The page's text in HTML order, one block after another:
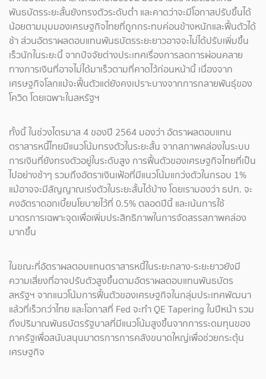
พันธบัตรระยะสั้นยังทรงตัวระดับต่ำ และคาดว่าจะมีโอกาสปรับขึ้นได้
น้อยตามมุมมองเศรษฐกิจไทยที่ถูกกระทบค่อนข้างหนักและฟื้นตัวได้
ช้า ส่วนอัตราผลตอบแทนพันธบัตรระยะยาวอาจจะไม่ได้ปรับเพิ่มขึ้น
เร็วนักในระยะนี้ จากปัจจัยต่างประเทศเรื่องการลดการผ่อนคลาย
ทางการเงินที่อาจไม่ได้มาเร็วตามที่คาดไว้ก่อนหน้านี้ เนื่องจาก
เศรษฐกิจโลกแม้จะฟื้นตัวแต่ยังคงเปราะบางจากการกลายพันธุ์ของ
โควิด โดยเฉพาะในสหรัฐฯ
ทั้งนี้ ในช่วงไตรมาส 4 ของปี 2564 มองว่า อัตราผลตอบแทน
ตราสารหนี้ไทยมีแนวโน้มทรงตัวในระยะสั้น จากสภาพคล่องในระบบ
การเงินที่ยังทรงตัวอยู่ในระดับสูง การฟื้นตัวของเศรษฐกิจไทยที่เป็น
ไปอย่างช้าๆ รวมถึงอัตราเงินเฟ้อที่มีแนวโน้มแกว่งตัวในกรอบ 1%
แม้อาจจะมีสัญญาณเร่งตัวในระยะสั้นได้บ้าง โดยเรามองว่า ธปท. จะ
คงอัตราดอกเบี้ยนโยบายไว้ที่ 0.5% ตลอดปีนี้ และเน้นการใช้
มาตรการเฉพาะจุดเพื่อเพิ่มประสิทธิภาพในการจัดสรรสภาพคล่อง
มากขึ้น
ในขณะที่อัตราผลตอบแทนตราสารหนี้ในระยะกลาง-ระยะยาวยังมี
ความเสี่ยงที่อาจปรับตัวสูงขึ้นตามอัตราผลตอบแทนพันธบัตร
สหรัฐฯ จากแนวโน้มการฟื้นตัวของเศรษฐกิจในกลุ่มประเทศพัฒนา
แล้วที่เร็วกว่าไทย และโอกาสที่ Fed จะทำ QE Tapering ในปีหน้า รวม
ถึงปริมาณพันธบัตรรัฐบาลที่มีแนวโน้มสูงขึ้นจากการระดมทุนของ
ภาครัฐเพื่อสนับสนุนมาตรการการคลังขนาดใหญ่เพื่อช่วยกระตุ้น
เศรษฐกิจ